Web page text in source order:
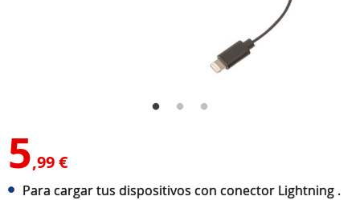
5,99 €
Para cargar tus dispositivos con conector Lightning .